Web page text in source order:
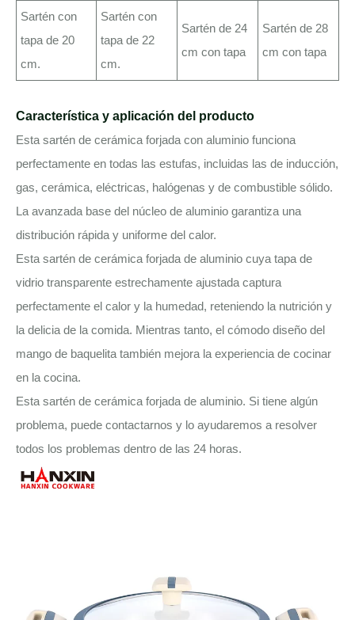
Sartén con
tapa de 20
cm.
Sartén con
tapa de 22
cm.
Sartén de 24
cm con tapa
Sartén de 28
cm con tapa
Característica y aplicación del producto
Esta sartén de cerámica forjada con aluminio funciona
perfectamente en todas las estufas, incluidas las de inducción,
gas, cerámica, eléctricas, halógenas y de combustible sólido.
La avanzada base del núcleo de aluminio garantiza una
distribución rápida y uniforme del calor.
Esta sartén de cerámica forjada de aluminio cuya tapa de
vidrio transparente estrechamente ajustada captura
perfectamente el calor y la humedad, reteniendo la nutrición y
la delicia de la comida. Mientras tanto, el cómodo diseño del
mango de baquelita también mejora la experiencia de cocinar
en la cocina.
Esta sartén de cerámica forjada de aluminio. Si tiene algún
problema, puede contactarnos y lo ayudaremos a resolver
todos los problemas dentro de las 24 horas.